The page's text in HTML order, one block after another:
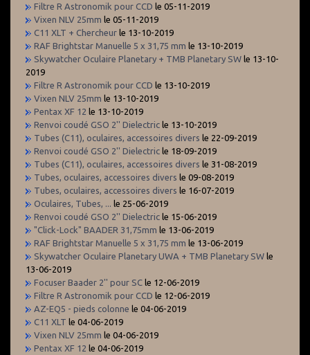
Filtre R Astronomik pour CCD le 05-11-2019
Vixen NLV 25mm le 05-11-2019
C11 XLT + Chercheur le 13-10-2019
RAF Brightstar Manuelle 5 x 31,75 mm le 13-10-2019
Skywatcher Oculaire Planetary + TMB Planetary SW le 13-10-
2019
Filtre R Astronomik pour CCD le 13-10-2019
Vixen NLV 25mm le 13-10-2019
Pentax XF 12 le 13-10-2019
Renvoi coudé GSO 2'' Dielectric le 13-10-2019
Tubes (C11), oculaires, accessoires divers le 22-09-2019
Renvoi coudé GSO 2'' Dielectric le 18-09-2019
Tubes (C11), oculaires, accessoires divers le 31-08-2019
Tubes, oculaires, accessoires divers le 09-08-2019
Tubes, oculaires, accessoires divers le 16-07-2019
Oculaires, Tubes, ...
le 25-06-2019
Renvoi coudé GSO 2'' Dielectric le 15-06-2019
"Click-Lock" BAADER 31,75mm le 13-06-2019
RAF Brightstar Manuelle 5 x 31,75 mm le 13-06-2019
Skywatcher Oculaire Planetary UWA + TMB Planetary SW le
13-06-2019
Focuser Baader 2'' pour SC le 12-06-2019
Filtre R Astronomik pour CCD le 12-06-2019
AZ-EQ5 - pieds colonne le 04-06-2019
C11 XLT le 04-06-2019
Vixen NLV 25mm le 04-06-2019
Pentax XF 12 le 04-06-2019